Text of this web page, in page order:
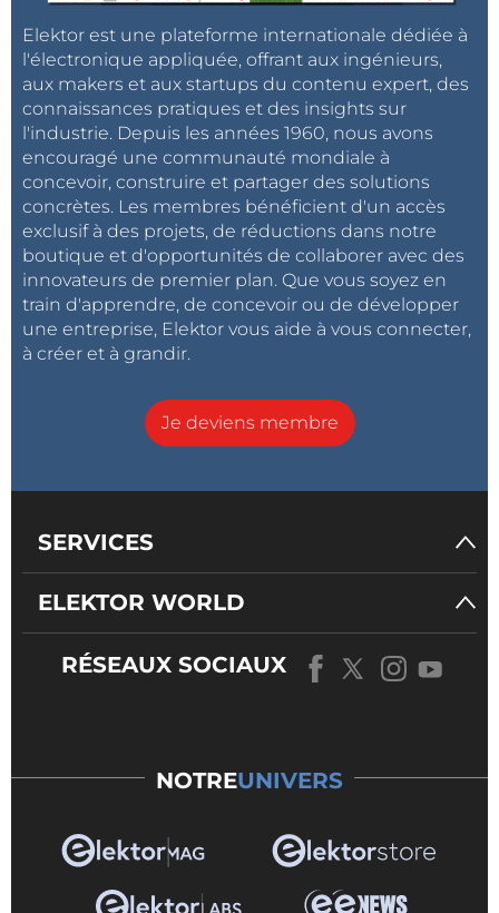
Elektor est une plateforme internationale dédiée à
l'électronique appliquée, offrant aux ingénieurs,
aux makers et aux startups du contenu expert, des
connaissances pratiques et des insights sur
l'industrie. Depuis les années 1960, nous avons
encouragé une communauté mondiale à
concevoir, construire et partager des solutions
concrètes. Les membres bénéficient d'un accès
exclusif à des projets, de réductions dans notre
boutique et d'opportunités de collaborer avec des
innovateurs de premier plan. Que vous soyez en
train d'apprendre, de concevoir ou de développer
une entreprise, Elektor vous aide à vous connecter,
à créer et à grandir.
Je deviens membre
SERVICES
ELEKTOR WORLD
RÉSEAUX SOCIAUX
NOTREUNIVERS